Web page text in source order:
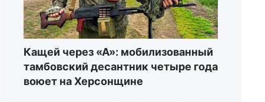
Кащей через «А»: мобилизованный
тамбовский десантник четыре года
воюет на Херсонщине